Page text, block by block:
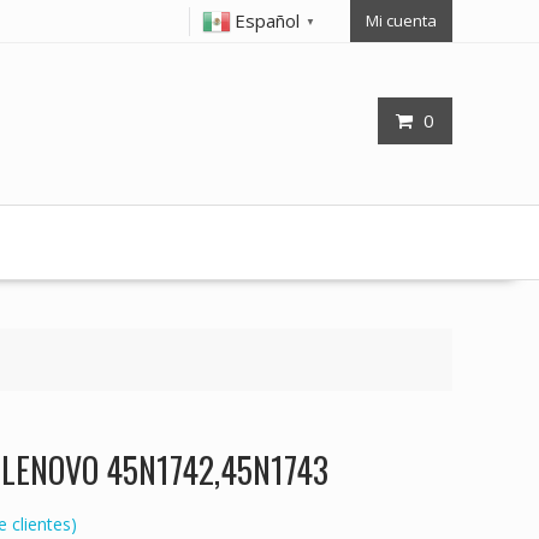
Español ▼ Mi cuenta
0
45N1742,45N1743
clientes)